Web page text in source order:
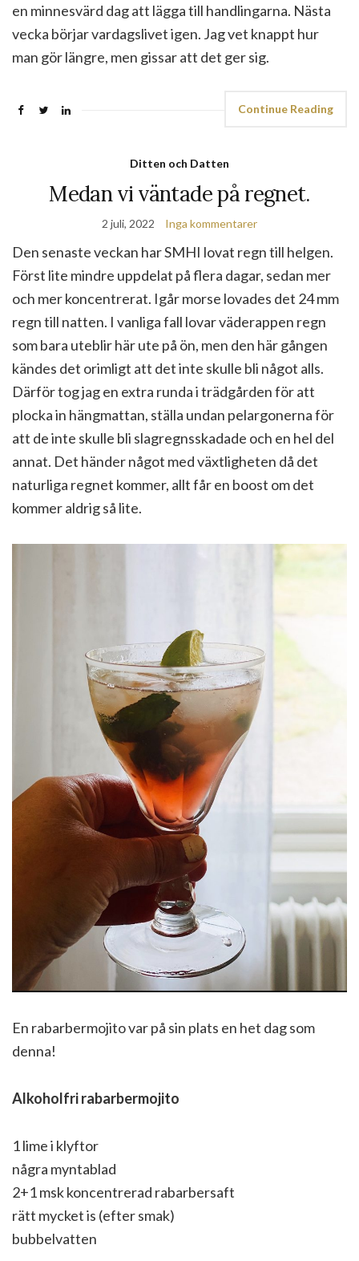
en minnesvärd dag att lägga till handlingarna. Nästa
vecka börjar vardagslivet igen. Jag vet knappt hur
man gör längre, men gissar att det ger sig.
Continue Reading
Ditten och Datten
Medan vi väntade på regnet.
2 juli, 2022 Inga kommentarer
Den senaste veckan har SMHI lovat regn till helgen.
Först lite mindre uppdelat på flera dagar, sedan mer
och mer koncentrerat. Igår morse lovades det 24 mm
regn till natten. I vanliga fall lovar väderappen regn
som bara uteblir här ute på ön, men den här gången
kändes det orimligt att det inte skulle bli något alls.
Därför tog jag en extra runda i trädgården för att
plocka in hängmattan, ställa undan pelargonerna för
att de inte skulle bli slagregnsskadade och en hel del
annat. Det händer något med växtligheten då det
naturliga regnet kommer, allt får en boost om det
kommer aldrig så lite.
En rabarbermojito var på sin plats en het dag som
denna!
Alkoholfri rabarbermojito
1 lime i klyftor
några myntablad
2+1 msk koncentrerad rabarbersaft
rätt mycket is (efter smak)
bubbelvatten